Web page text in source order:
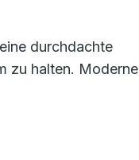
durchdachte
zu halten. Moderne